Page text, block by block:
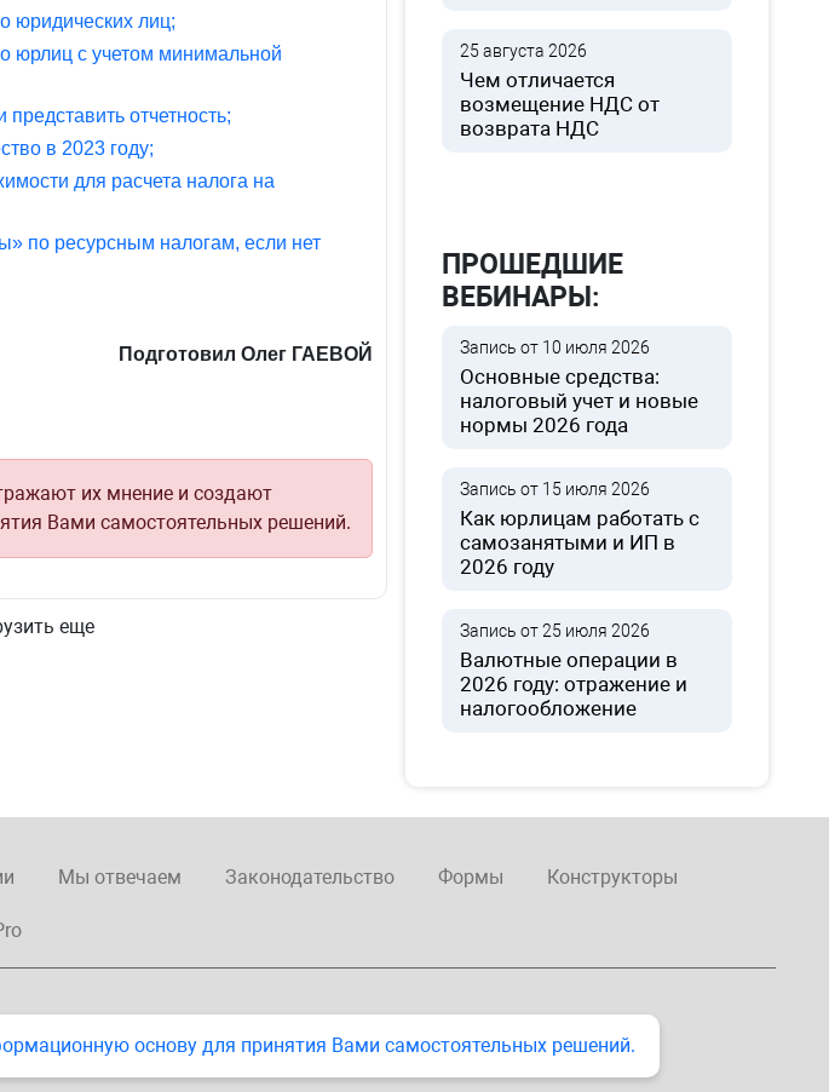
юридических лиц;
юрлиц с учетом минимальной
отчетность;
в 2023 году;
для расчета налога на
по ресурсным налогам, если нет
Подготовил Олег ГАЕВОЙ
их мнение и создают
Вами самостоятельных решений.
еще
25 августа 2026
Чем отличается
возмещение НДС от
возврата НДС
ПРОШЕДШИЕ
ВЕБИНАРЫ:
Запись от 10 июля 2026
Основные средства:
налоговый учет и новые
нормы 2026 года
Запись от 15 июля 2026
Как юрлицам работать с
самозанятыми и ИП в
2026 году
Запись от 25 июля 2026
Валютные операции в
2026 году: отражение и
налогообложение
Мы отвечаем Законодательство Формы Конструкторы
основу для принятия Вами самостоятельных решений.